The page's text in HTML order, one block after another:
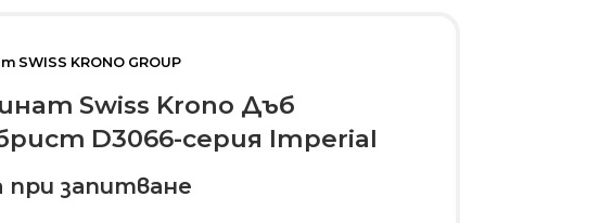
SWISS KRONO GROUP
Swiss Krono Дъб
D3066-серия Imperial
при запитване